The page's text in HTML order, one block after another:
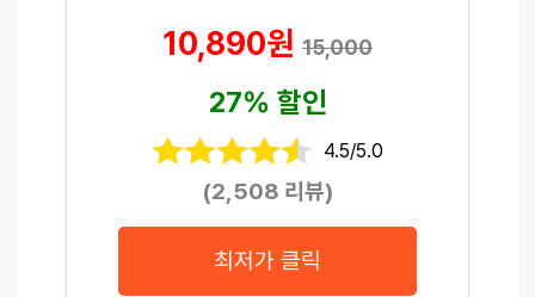
10,890원 15,000
27% 할인
4.5/5.0
(2,508 리뷰)
최저가 클릭